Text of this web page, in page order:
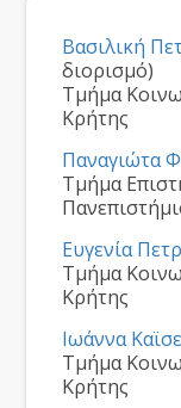
Βασιλική
διορισμό)
Τμήμα
Κρήτης
Παναγιώτα
Τμήμα
Ευγενία
Τμήμα
Κρήτης
Ιωάννα
Τμήμα
Κρήτης